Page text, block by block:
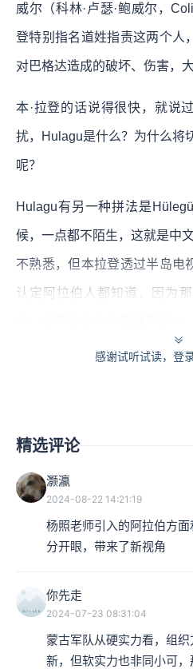
威尔（科林·卢瑟·鲍威尔，
登特别指名道姓指责这两个人
对巴格达造成的破坏、伤害，
本·拉登的话说得很快，就说
扰，Hulagu是什么？为什么将
呢？
Hulagu有另一种拼法是
候，一点都不陌生，这就是中
不熟悉，但本拉登透过半岛电
认定阿拉伯人都知道，因为
的印象，甚至是上千年的深远
感谢试听试读，登
精选评论
灏瀛
2024-08-22 14:21:19
杨照老师引入的阿拉伯方
分开眼，带来了新视角
你先走
2024-07-23 08:31:04
蒙古军队从硬实力看，组
新，但软实力也非同小可